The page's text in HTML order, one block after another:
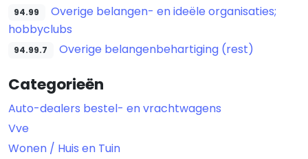
94.99
Overige belangen- en ideële organisaties;
hobbyclubs
94.99.7 Overige belangenbehartiging (rest)
Categorieën
Auto-dealers bestel- en vrachtwagens
Vve
Wonen / Huis en Tuin